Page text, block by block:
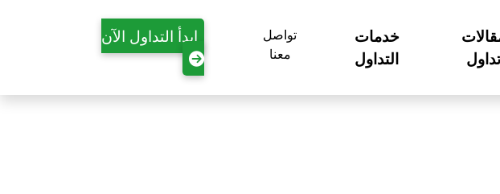
خدمات
التداول
تواصل
معنا
ابدأ التداول الآن